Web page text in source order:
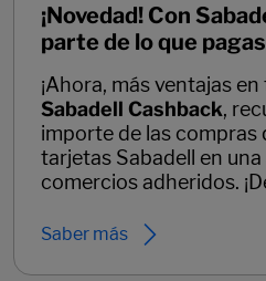
¡Novedad! Con
parte de lo que
¡Ahora, más ventajas
Sabadell Cashback,
importe de las compras
tarjetas Sabadell en
comercios adheridos.
Saber más